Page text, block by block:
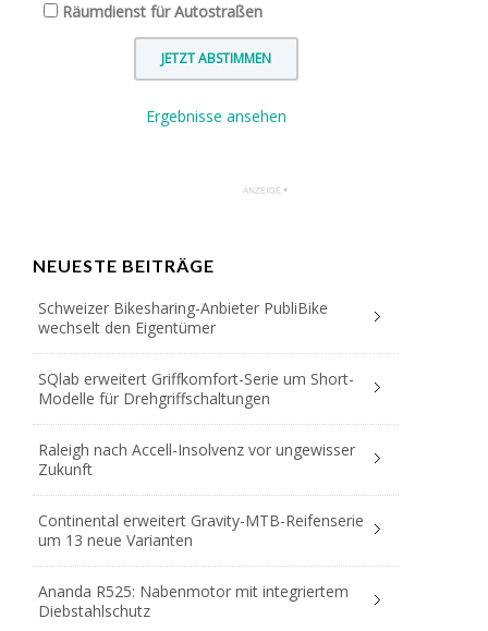
Räumdienst für Autostraßen
Ergebnisse ansehen
NEUESTE BEITRÄGE
Schweizer Bikesharing-Anbieter PubliBike
wechselt den Eigentümer
SQlab erweitert Griffkomfort-Serie um Short-
Modelle für Drehgriffschaltungen
Raleigh nach Accell-Insolvenz vor ungewisser
Zukunft
Continental erweitert Gravity-MTB-Reifenserie
um 13 neue Varianten
Ananda R525: Nabenmotor mit integriertem
Diebstahlschutz